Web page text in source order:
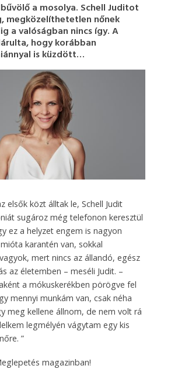
a mosolya. Schell Juditot
megközelíthetetlen nőnek
a valóságban nincs így. A
hogy korábban
is küzdött…
elsők közt álltak le, Schell Judit
sugároz még telefonon keresztül
ez a helyzet engem is nagyon
karantén van, sokkal
mert nincs az állandó, egész
az életemben – meséli Judit. –
a mókuskerékben pörögve fel
mennyi munkám van, csak néha
meg kellene állnom, de nem volt rá
legmélyén vágytam egy kis
”
magazinban!